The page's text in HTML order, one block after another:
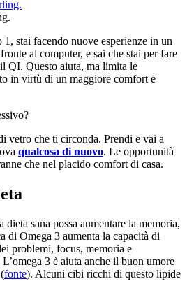
stai facendo nuove esperienze in un
al computer, e sai che stai per fare
QI. Questo aiuta, ma limita le
in virtù di un maggiore comfort e
vetro che ti circonda. Prendi e vai a
qualcosa di nuovo. Le opportunità
che nel placido comfort di casa.
dieta sana possa aumentare la memoria,
di Omega 3 aumenta la capacità di
problemi, focus, memoria e
3 è aiuta anche il buon umore
fonte). Alcuni cibi ricchi di questo lipide